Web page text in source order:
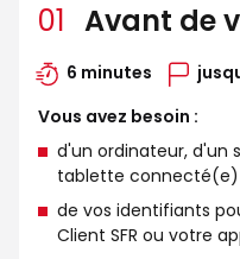
01 Avant de
6 minutes
Vous avez besoin :
d'un ordinateur, d'un
tablette
de vos identifiants
Client SFR ou votre